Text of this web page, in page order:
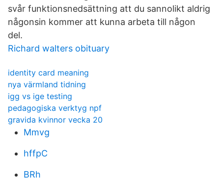
svår funktionsnedsättning att du sannolikt aldrig
någonsin kommer att kunna arbeta till någon
del.
Richard walters obituary
identity card meaning
nya värmland tidning
igg vs ige testing
pedagogiska verktyg npf
gravida kvinnor vecka 20
Mmvg
hffpC
BRh